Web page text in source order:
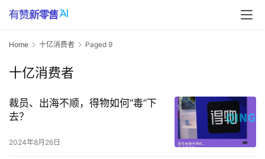
Home 十亿消费者 Paged 9
十亿消费者
裁员、出海不顺，得物如何“毒”下
去？
2024年8月26日